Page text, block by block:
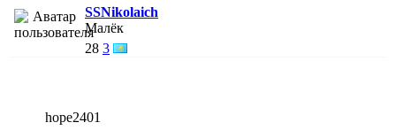
SSNikolaich
Малёк
28 3
hope2401